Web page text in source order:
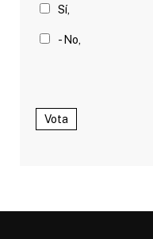
Sí,
- No,
Vota